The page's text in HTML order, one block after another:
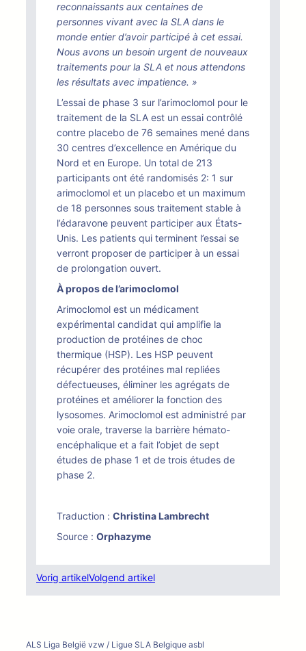
reconnaissants aux centaines de
personnes vivant avec la SLA dans le
monde entier d’avoir participé à cet essai.
Nous avons un besoin urgent de nouveaux
traitements pour la SLA et nous attendons
les résultats avec impatience. »
L’essai de phase 3 sur l’arimoclomol pour le
traitement de la SLA est un essai contrôlé
contre placebo de 76 semaines mené dans
30 centres d’excellence en Amérique du
Nord et en Europe. Un total de 213
participants ont été randomisés 2: 1 sur
arimoclomol et un placebo et un maximum
de 18 personnes sous traitement stable à
l’édaravone peuvent participer aux États-
Unis. Les patients qui terminent l’essai se
verront proposer de participer à un essai
de prolongation ouvert.
À propos de l’arimoclomol
Arimoclomol est un médicament
expérimental candidat qui amplifie la
production de protéines de choc
thermique (HSP). Les HSP peuvent
récupérer des protéines mal repliées
défectueuses, éliminer les agrégats de
protéines et améliorer la fonction des
lysosomes. Arimoclomol est administré par
voie orale, traverse la barrière hémato-
encéphalique et a fait l’objet de sept
études de phase 1 et de trois études de
phase 2.
Traduction : Christina Lambrecht
Source : Orphazyme
Vorig artikelVolgend artikel
ALS Liga België vzw / Ligue SLA Belgique asbl